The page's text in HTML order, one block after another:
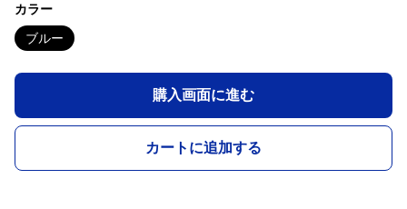
カラー
ブルー
購入画面に進む
カートに追加する